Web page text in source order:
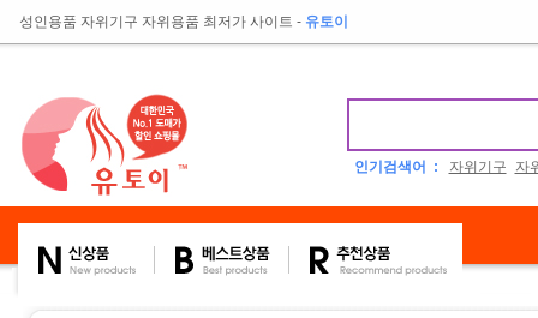
성인용품 자위기구 자위용품 최저가 사이트 - 유토이
인기검색어 : 자위기구 자